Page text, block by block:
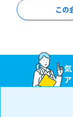
この